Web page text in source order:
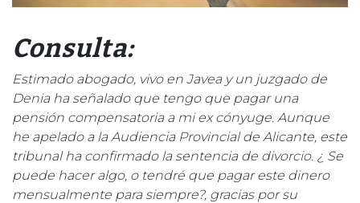
Consulta:
Estimado abogado, vivo en Javea y un juzgado de
Denia ha señalado que tengo que pagar una
pensión compensatoria a mi ex cónyuge. Aunque
he apelado a la Audiencia Provincial de Alicante, este
tribunal ha confirmado la sentencia de divorcio. ¿ Se
puede hacer algo, o tendré que pagar este dinero
mensualmente para siempre?, gracias por su